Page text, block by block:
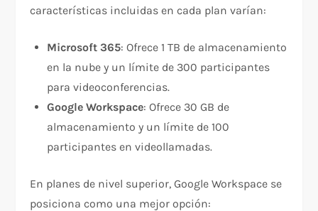
características incluidas en cada plan varían:
Microsoft 365: Ofrece 1 TB de almacenamiento
en la nube y un límite de 300 participantes
para videoconferencias.
Google Workspace: Ofrece 30 GB de
almacenamiento y un límite de 100
participantes en videollamadas.
En planes de nivel superior, Google Workspace se
posiciona como una mejor opción: